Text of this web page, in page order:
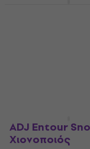
ADJ Entour
Χιονοποιός